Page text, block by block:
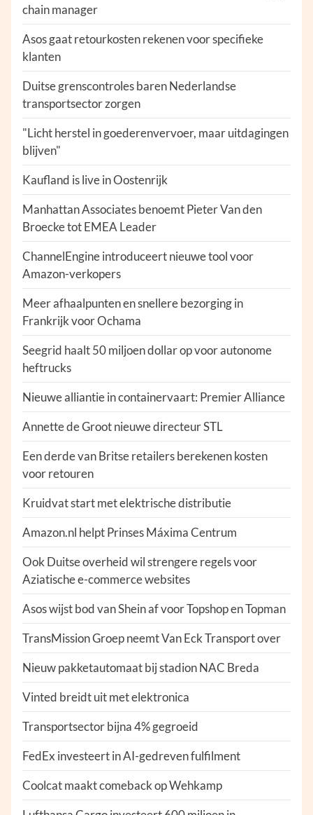
chain manager
Asos gaat retourkosten rekenen voor specifieke
klanten
Duitse grenscontroles baren Nederlandse
transportsector zorgen
"Licht herstel in goederenvervoer, maar uitdagingen
blijven"
Kaufland is live in Oostenrijk
Manhattan Associates benoemt Pieter Van den
Broecke tot EMEA Leader
ChannelEngine introduceert nieuwe tool voor
Amazon-verkopers
Meer afhaalpunten en snellere bezorging in
Frankrijk voor Ochama
Seegrid haalt 50 miljoen dollar op voor autonome
heftrucks
Nieuwe alliantie in containervaart: Premier Alliance
Annette de Groot nieuwe directeur STL
Een derde van Britse retailers berekenen kosten
voor retouren
Kruidvat start met elektrische distributie
Amazon.nl helpt Prinses Máxima Centrum
Ook Duitse overheid wil strengere regels voor
Aziatische e-commerce websites
Asos wijst bod van Shein af voor Topshop en Topman
TransMission Groep neemt Van Eck Transport over
Nieuw pakketautomaat bij stadion NAC Breda
Vinted breidt uit met elektronica
Transportsector bijna 4% gegroeid
FedEx investeert in AI-gedreven fulfilment
Coolcat maakt comeback op Wehkamp